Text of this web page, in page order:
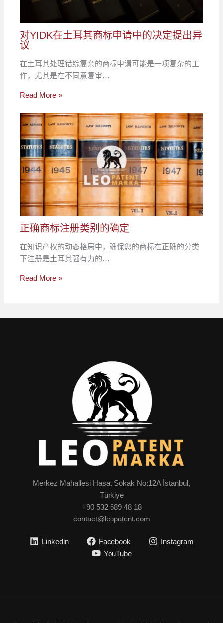
对YIDK在土耳其商标申请中的决定提出异
议
在土耳其处理错综复杂的商标申请可能是一项复杂的工
作，尤其是在不同意复审…
Read More »
正确商标注册类别的确定
在知识产权的动态格局中，确保您的商标在正确的分类
下注册是土耳其强有力的…
Read More »
Merkez Mahallesi Hasat Sokak No:12A İstanbul,
Türkiye
+90 532 689 48 18
contact@leopatent.com
Linkedin Facebook
Instagram
YouTube